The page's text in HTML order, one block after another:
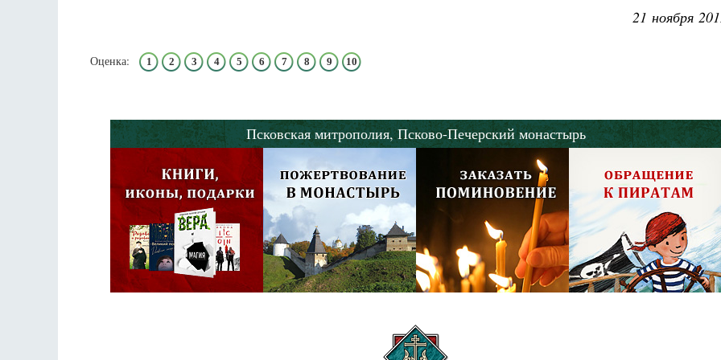
21 ноября
Оценка: 1 2 3 4 5 6 7 8 9 10
Псковская митрополия, Псково-Печерский монастырь